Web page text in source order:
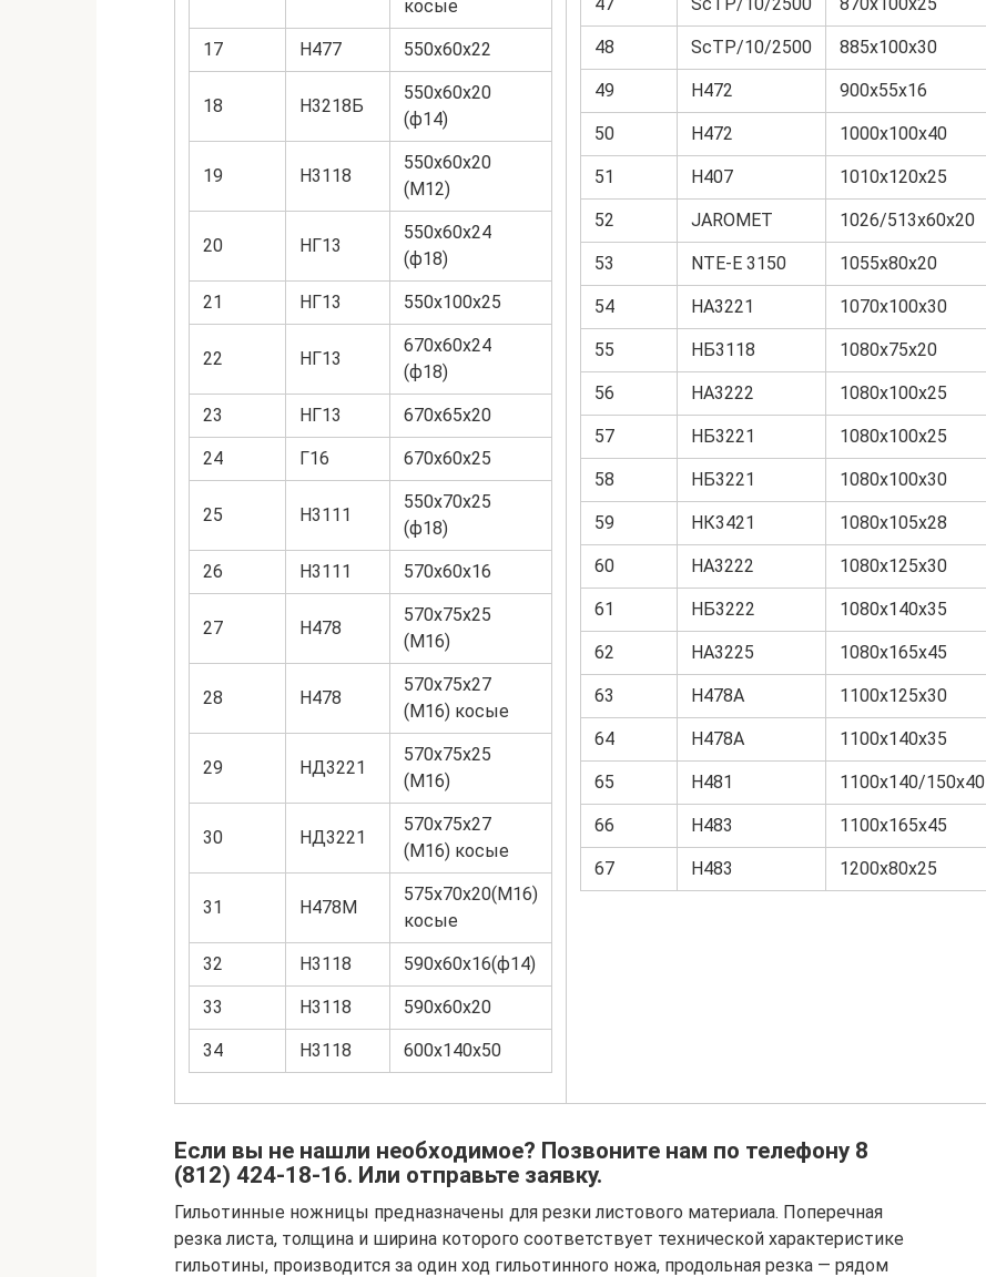
косые
17 Н477 550х60х22
18 Н3218Б
550х60х20
(ф14)
19 Н3118
550х60х20
(М12)
20 НГ13
550х60х24
(ф18)
21 НГ13 550х100х25
22 НГ13
670х60х24
(ф18)
23 НГ13 670х65х20
24 Г16 670х60х25
25 Н3111
550х70х25
(ф18)
26 Н3111 570х60х16
27 Н478
570х75х25
(М16)
28 Н478
570х75х27
(М16) косые
29 НД3221
570х75х25
(М16)
30 НД3221
570х75х27
(М16) косые
31 Н478М
575х70х20(М16)
косые
32 Н3118 590х60х16(ф14)
33 Н3118 590х60х20
34 Н3118 600х140х50
48 ScТР/10/2500 885х100х30
49 Н472 900х55х16
50 Н472 1000х100х40
51 Н407 1010х120х25
52 JAROMET 1026/513х60х20
53 NTE-Е 3150 1055х80х20
54 НА3221 1070х100х30
55 НБ3118 1080х75х20
56 НА3222 1080х100х25
57 НБ3221 1080х100х25
58 НБ3221 1080х100х30
59 НК3421 1080х105х28
60 НА3222 1080х125х30
61 НБ3222 1080х140х35
62 НА3225 1080х165х45
63 Н478А 1100х125х30
64 Н478А 1100х140х35
65 Н481 1100х140/150х40
66 Н483 1100х165х45
67 Н483 1200х80х25
Если вы не нашли необходимое? Позвоните нам по телефону 8
(812) 424-18-16. Или отправьте заявку.
Гильотинные ножницы предназначены для резки листового материала. Поперечная
резка листа, толщина и ширина которого соответствует технической характеристике
гильотины, производится за один ход гильотинного ножа, продольная резка — рядом